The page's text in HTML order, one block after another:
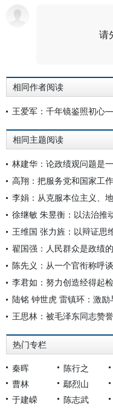
请
相同作者阅读
王爱军：千年镜鉴照初心
相同主题阅读
林建华：论政绩观问题是
高翔：把服务党和国家工
李娟：从克服本位主义、
徐继敏 朱昱衡：以法治推
王维国 张力旌：以辩证思
翟国强：人民群众是政绩
陈先义：从一个官衔称呼
李君如：努力创造经得起
陆铭 钟世虎 雷镇环：激
王思林：被毛泽东同志赞
热门专栏
秦晖 陈行之
曹林
鄢烈山
于建嵘
陈志武